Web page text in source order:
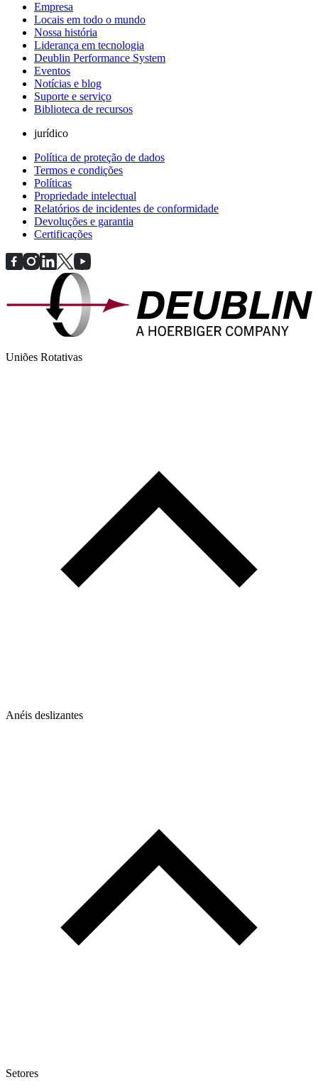
Empresa
Locais em todo o mundo
Nossa história
Liderança em tecnologia
Deublin Performance System
Eventos
Notícias e blog
Suporte e serviço
Biblioteca de recursos
jurídico
Política de proteção de dados
Termos e condições
Políticas
Propriedade intelectual
Relatórios de incidentes de conformidade
Devoluções e garantia
Certificações
Uniões Rotativas
Anéis deslizantes
Setores